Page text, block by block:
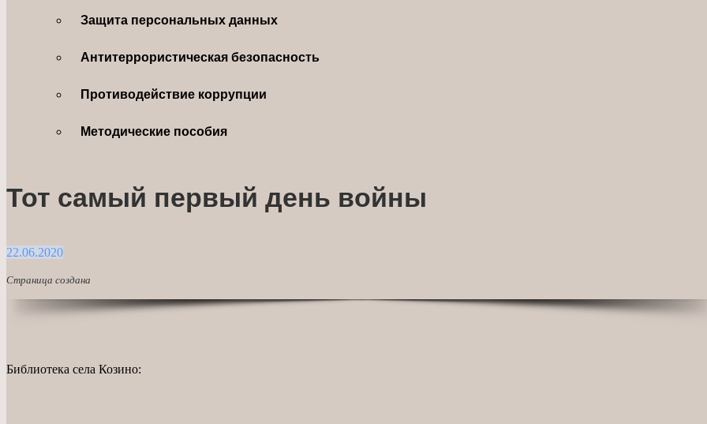
Защита персональных данных
Антитеррористическая безопасность
Противодействие коррупции
Методические пособия
Тот самый первый день войны
22.06.2020
Страница создана
Библиотека села Козино: